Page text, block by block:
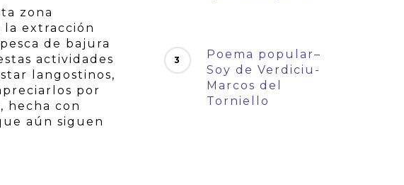
zona
extracción
de bajura
actividades
langostinos,
por
hecha con
aún siguen
Poema popular–
Soy de Verdiciu-
Marcos del
Torniello